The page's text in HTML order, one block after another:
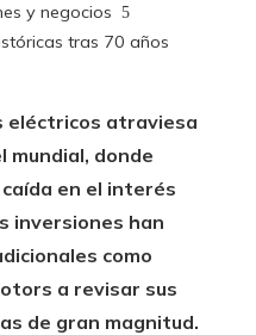
y negocios
tras 70 años
eléctricos atraviesa
mundial, donde
en el interés
inversiones han
como
a revisar sus
de gran magnitud.